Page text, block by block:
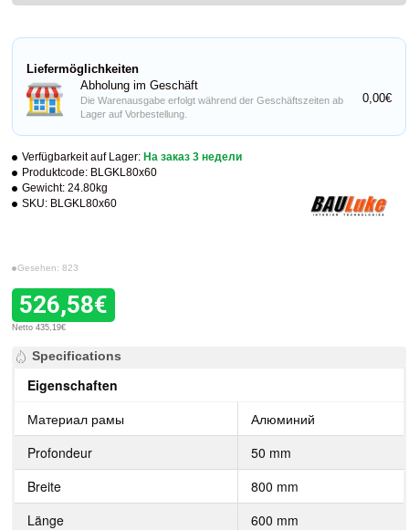
Verfügbarkeit auf Lager: На заказ 3 недели
Produktcode: BLGKL80x60
Gewicht: 24.80kg
SKU: BLGKL80x60
Gesehen: 823
526,58€
Netto 435,19€
Liefermöglichkeiten
Abholung im Geschäft
Die Warenausgabe erfolgt während der Geschäftszeiten ab
Lager auf Vorbestellung.
0,00€
Specifications
Eigenschaften
Материал рамы
Алюминий
Profondeur
50 mm
Breite
800 mm
Länge
600 mm